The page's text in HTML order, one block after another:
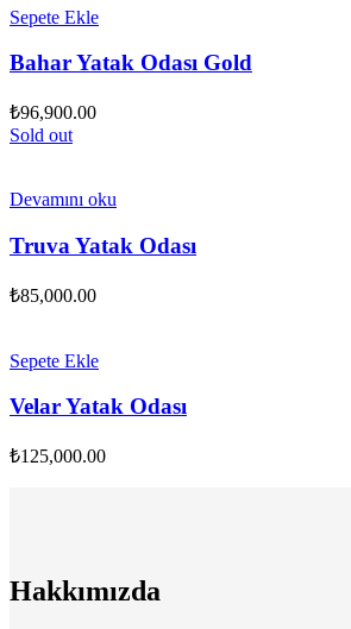
Sepete Ekle
Bahar Yatak Odası Gold
₺96,900.00
Sold out
Devamını oku
Truva Yatak Odası
₺85,000.00
Sepete Ekle
Velar Yatak Odası
₺125,000.00
Hakkımızda